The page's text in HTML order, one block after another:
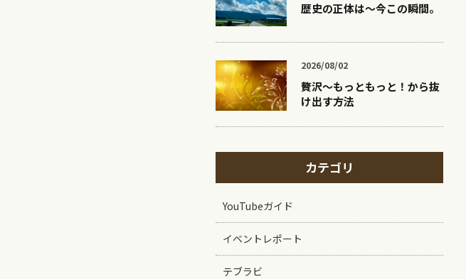
歴史の正体は〜今この瞬間。
2026/08/02
贅沢〜もっともっと！から抜
け出す方法
カテゴリ
YouTubeガイド
イベントレポート
テブラビ